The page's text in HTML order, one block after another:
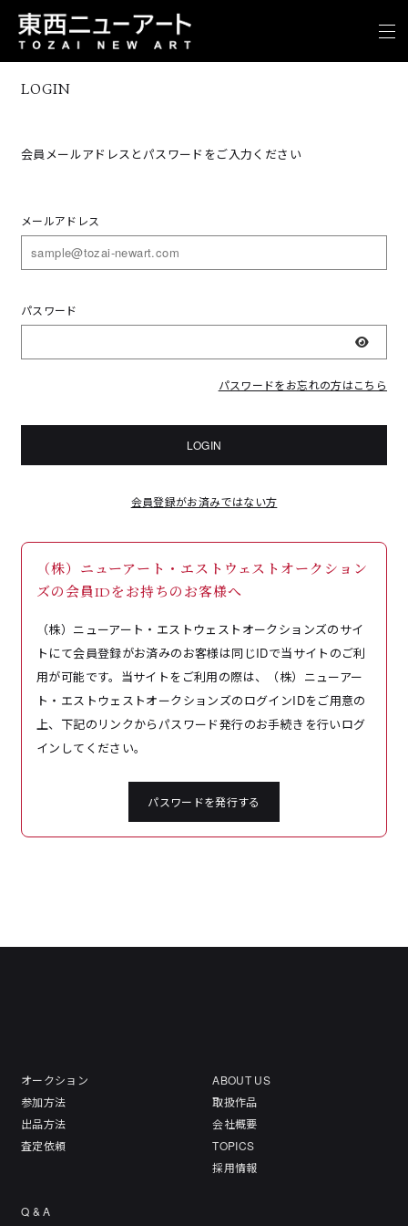
LOGIN
会員メールアドレスとパスワードをご入力ください
メールアドレス
パスワード
表示
パスワードをお忘れの方はこちら
LOGIN
会員登録がお済みではない方
（株）ニューアート・エストウェストオークション
ズの会員IDをお持ちのお客様へ
（株）ニューアート・エストウェストオークションズのサイ
トにて会員登録がお済みのお客様は同じIDで当サイトのご利
用が可能です。当サイトをご利用の際は、（株）ニューアー
ト・エストウェストオークションズのログインIDをご用意の
上、下記のリンクからパスワード発行のお手続きを行いログ
インしてください。
パスワードを発行する
オークション
参加方法
出品方法
査定依頼
ABOUT US
取扱作品
会社概要
TOPICS
採用情報
Q & A